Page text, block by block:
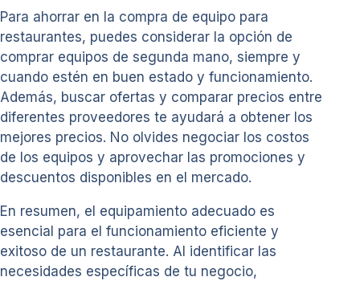
Para ahorrar en la compra de equipo para
restaurantes, puedes considerar la opción de
comprar equipos de segunda mano, siempre y
cuando estén en buen estado y funcionamiento.
Además, buscar ofertas y comparar precios entre
diferentes proveedores te ayudará a obtener los
mejores precios. No olvides negociar los costos
de los equipos y aprovechar las promociones y
descuentos disponibles en el mercado.
En resumen, el equipamiento adecuado es
esencial para el funcionamiento eficiente y
exitoso de un restaurante. Al identificar las
necesidades específicas de tu negocio,